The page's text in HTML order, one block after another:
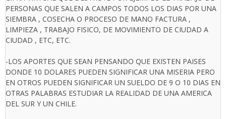
PERSONAS QUE SALEN A CAMPOS TODOS LOS DIAS POR UNA
SIEMBRA , COSECHA O PROCESO DE MANO FACTURA ,
LIMPIEZA , TRABAJO FISICO, DE MOVIMIENTO DE CIUDAD A
CIUDAD , ETC, ETC.
-LOS APORTES QUE SEAN PENSANDO QUE EXISTEN PAISES
DONDE 10 DOLARES PUEDEN SIGNIFICAR UNA MISERIA PERO
EN OTROS PUEDEN SIGNIFICAR UN SUELDO DE 9 O 10 DIAS EN
OTRAS PALABRAS ESTUDIAR LA REALIDAD DE UNA AMERICA
DEL SUR Y UN CHILE.